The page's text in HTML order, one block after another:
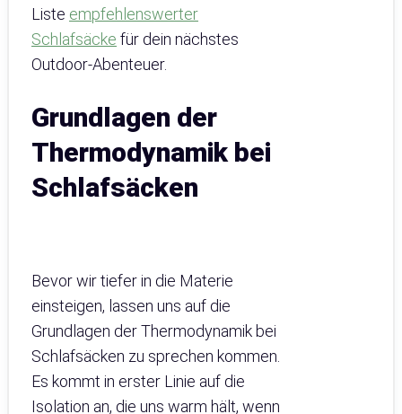
Liste empfehlenswerter
Schlafsäcke für dein nächstes
Outdoor-Abenteuer.
Grundlagen der
Thermodynamik bei
Schlafsäcken
Bevor wir tiefer in die Materie
einsteigen, lassen uns auf die
Grundlagen der Thermodynamik bei
Schlafsäcken zu sprechen kommen.
Es kommt in erster Linie auf die
Isolation an, die uns warm hält, wenn